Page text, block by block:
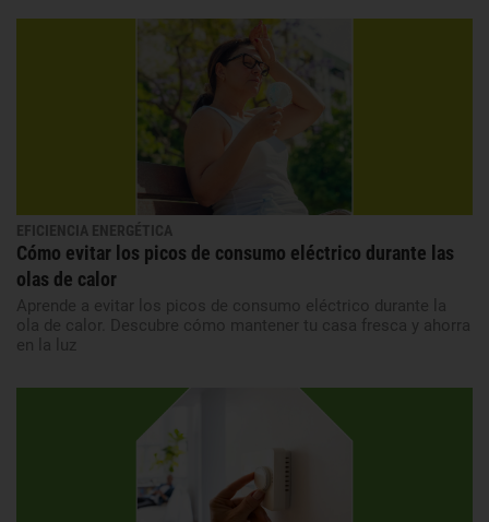
EFICIENCIA ENERGÉTICA
Cómo evitar los picos de consumo eléctrico durante las
olas de calor
Aprende a evitar los picos de consumo eléctrico durante la
ola de calor. Descubre cómo mantener tu casa fresca y ahorra
en la luz